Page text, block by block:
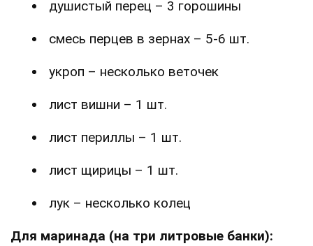
душистый перец – 3 горошины
смесь перцев в зернах – 5-6 шт.
укроп – несколько веточек
лист вишни – 1 шт.
лист периллы – 1 шт.
лист щирицы – 1 шт.
лук – несколько колец
Для маринада (на три литровые банки):